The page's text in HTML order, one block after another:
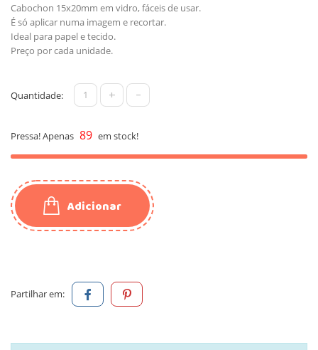
Cabochon 15x20mm em vidro, fáceis de usar.
É só aplicar numa imagem e recortar.
Ideal para papel e tecido.
Preço por cada unidade.
Quantidade: + -
Pressa! Apenas 89 em stock!
Adicionar
Partilhar em: